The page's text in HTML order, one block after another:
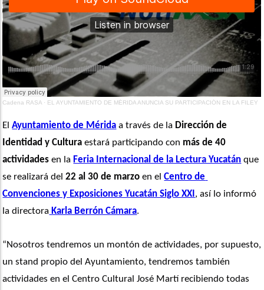
Cadena RASA · EL AYUNTAMIENTO DE MÉRIDA ANUNCIA SU PARTICIPACIÓN EN LA FILEY
El Ayuntamiento de Mérida a través de la Dirección de
Identidad y Cultura estará participando con más de 40
actividades en la Feria Internacional de la Lectura Yucatán que
se realizará del 22 al 30 de marzo en el Centro de
Convenciones y Exposiciones Yucatán Siglo XXI , así lo informó
la directora Karla Berrón Cámara.
“Nosotros tendremos un montón de actividades, por supuesto,
un stand propio del Ayuntamiento, tendremos también
actividades en el Centro Cultural José Martí recibiendo todas